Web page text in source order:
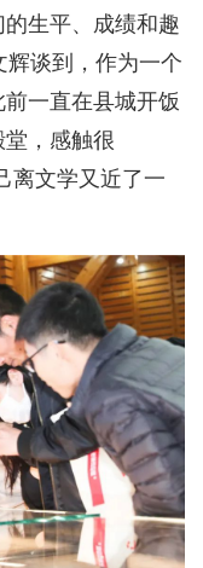
生平、成绩和趣
辉谈到，作为一个
一直在县城开饭
，感触很
离文学又近了一